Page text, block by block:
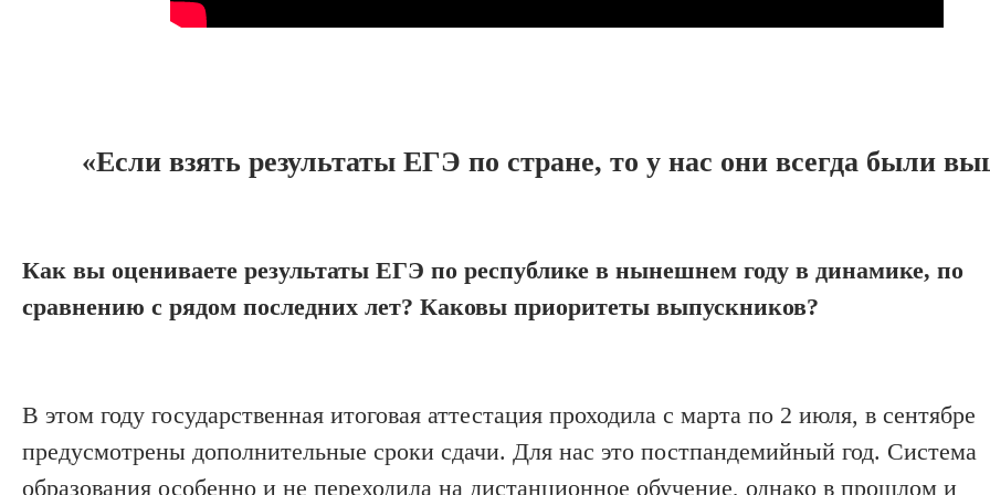
«Если взять результаты ЕГЭ по стране, то у нас они всегда были
Как вы оцениваете результаты ЕГЭ по республике в нынешнем году в динамике, по
сравнению с рядом последних лет? Каковы приоритеты выпускников?
В этом году государственная итоговая аттестация проходила с марта по 2 июля, в сентябре
предусмотрены дополнительные сроки сдачи. Для нас это постпандемийный год. Система
образования особенно и не переходила на дистанционное обучение, однако в прошлом и